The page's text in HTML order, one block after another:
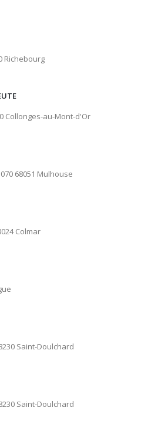
Richebourg
Collonges-au-Mont-d'Or
68051 Mulhouse
Colmar
Saint-Doulchard
Saint-Doulchard